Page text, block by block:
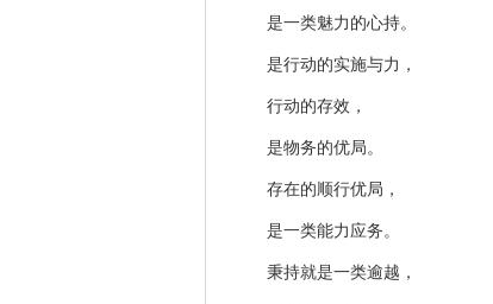
是一类魅力的心持。
是行动的实施与力，
行动的存效，
是物务的优局。
存在的顺行优局，
是一类能力应务。
秉持就是一类逾越，